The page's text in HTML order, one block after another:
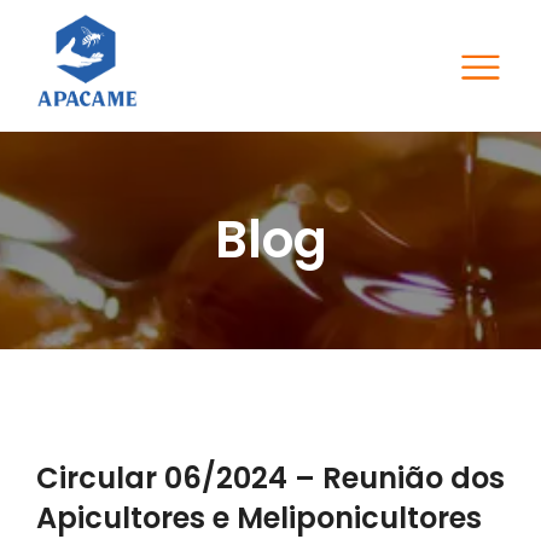
Blog
Circular 06/2024 – Reunião dos
Apicultores e Meliponicultores